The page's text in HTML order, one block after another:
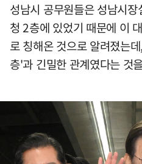
성남시 공무원들은 성남시
청 2층에 있었기 때문에 이
로 칭해온 것으로 알려졌는
층'과 긴밀한 관계였다는 것